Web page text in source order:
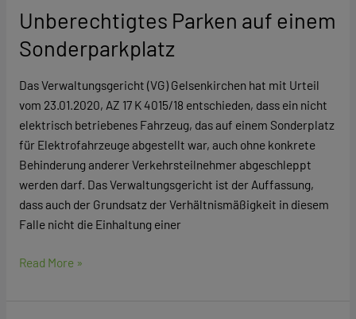
Unberechtigtes Parken auf einem
Sonderparkplatz
Das Verwaltungsgericht (VG) Gelsenkirchen hat mit Urteil
vom 23.01.2020, AZ 17 K 4015/18 entschieden, dass ein nicht
elektrisch betriebenes Fahrzeug, das auf einem Sonderplatz
für Elektrofahrzeuge abgestellt war, auch ohne konkrete
Behinderung anderer Verkehrsteilnehmer abgeschleppt
werden darf. Das Verwaltungsgericht ist der Auffassung,
dass auch der Grundsatz der Verhältnismäßigkeit in diesem
Falle nicht die Einhaltung einer
Unberechtigtes
auf
Sonderparkplatz
Read More »